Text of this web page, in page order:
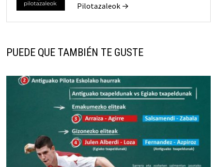
Pilotazaleok →
PUEDE QUE TAMBIÉN TE GUSTE